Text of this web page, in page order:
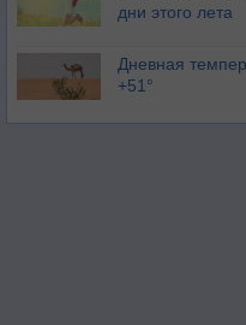
дни этого лета
Дневная
+51°